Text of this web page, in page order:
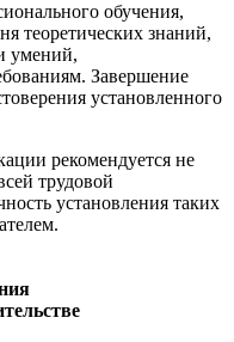
обучения,
теоретических знаний,
умений,
Завершение
установленного
рекомендуется не
трудовой
установления таких